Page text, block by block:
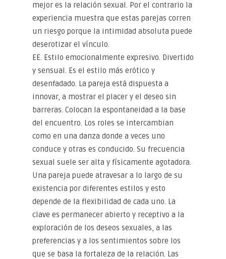
mejor es la relación sexual. Por el contrario la
experiencia muestra que estas parejas corren
un riesgo porque la intimidad absoluta puede
deserotizar el vínculo.
EE. Estilo emocionalmente expresivo. Divertido
y sensual. Es el estilo más erótico y
desenfadado. La pareja está dispuesta a
innovar, a mostrar el placer y el deseo sin
barreras. Colocan la espontaneidad a la base
del encuentro. Los roles se intercambian
como en una danza donde a veces uno
conduce y otras es conducido. Su frecuencia
sexual suele ser alta y físicamente agotadora.
Una pareja puede atravesar a lo largo de su
existencia por diferentes estilos y esto
depende de la flexibilidad de cada uno. La
clave es permanecer abierto y receptivo a la
exploración de los deseos sexuales, a las
preferencias y a los sentimientos sobre los
que se basa la fortaleza de la relación. Las